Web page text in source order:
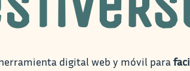
digital web y móvil para